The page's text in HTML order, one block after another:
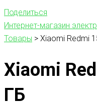
Поделиться
Интернет-магазин
Товары > Xiaomi Redmi
Xiaomi
ГБ